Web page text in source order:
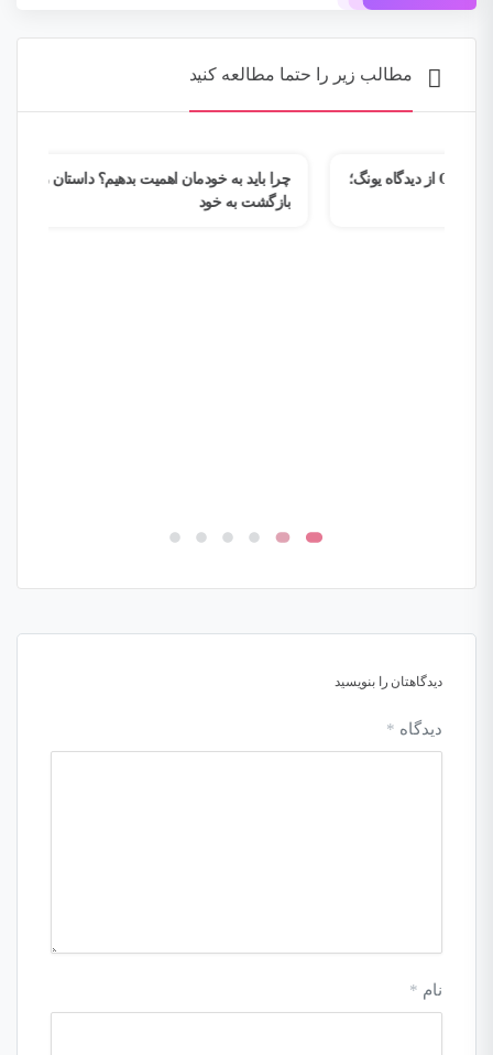
مطالب زیر را حتما مطالعه کنید
چرا باید به خودمان اهمیت بدهیم؟ داستان زهرا و مسیر
دیدگاهتان را بنویسید
دیدگاه *
نام *